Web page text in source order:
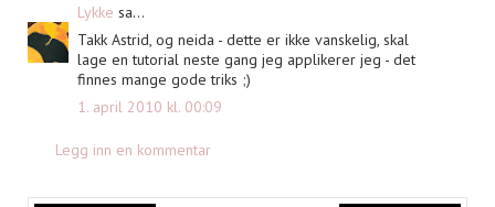
Lykke sa...
Takk Astrid, og neida - dette er ikke vanskelig, skal
lage en tutorial neste gang jeg applikerer jeg - det
finnes mange gode triks ;)
1. april 2010 kl. 00:09
Legg inn en kommentar